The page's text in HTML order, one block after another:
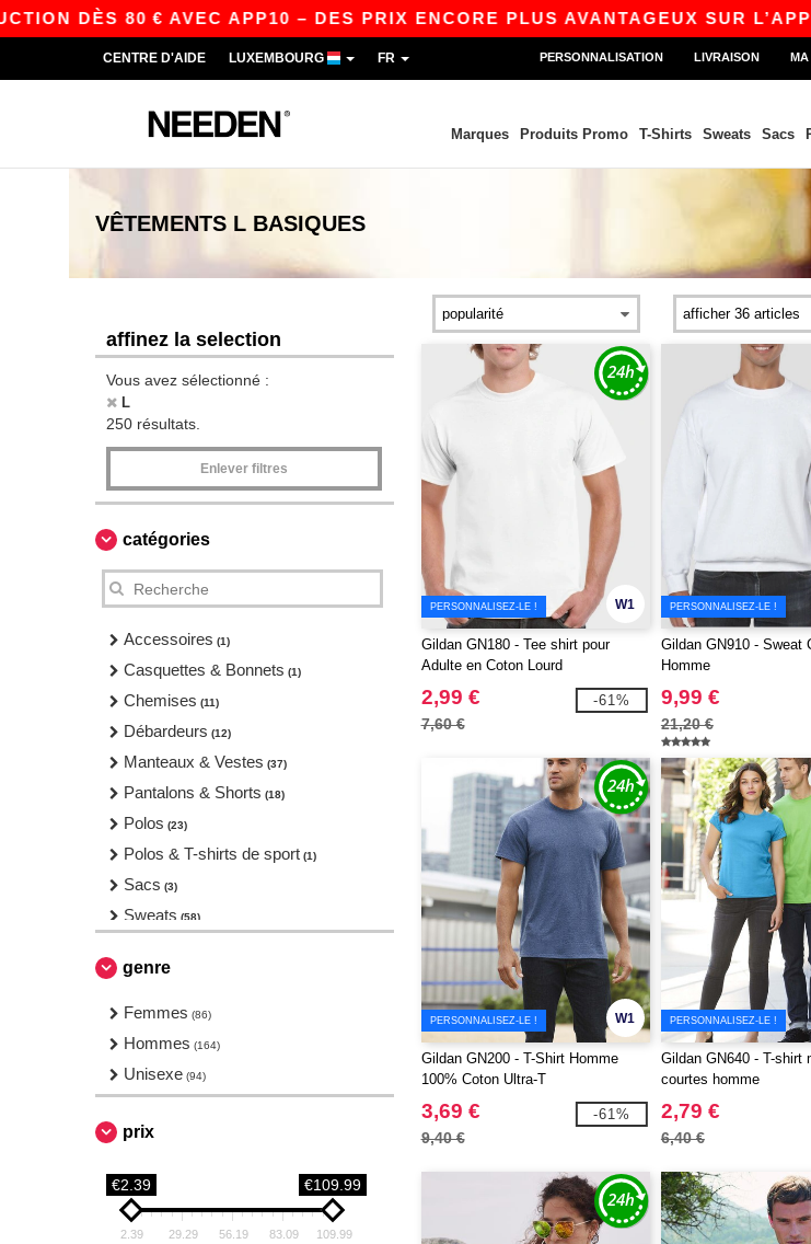
80 € AVEC APP10 – DES PRIX ENCORE PLUS AVANTAGEUX SUR L’APP !|
CENTRE D'AIDE LUXEMBOURG FR PERSONNALISATION LIVRAISON MA
Marques Produits Promo T-Shirts Sweats Sacs
VÊTEMENTS L BASIQUES
affinez la selection
Vous avez sélectionné :
L
250 résultats.
Enlever filtres
catégories
Accessoires (1)
Casquettes & Bonnets (1)
Chemises (11)
Débardeurs (12)
Manteaux & Vestes (37)
Pantalons & Shorts (18)
Polos (23)
Polos & T-shirts de sport (1)
Sacs (3)
Sweats (58)
Vêtements de sport
Vêtements de sport
Vêtements de travail
genre
Femmes (86)
Hommes (164)
Unisexe (94)
prix
€2.39 €109.99
2.39 29.29 56.19 83.09 109.99
W1
PERSONNALISEZ-LE !
Gildan GN180 - Tee shirt pour
Adulte en Coton Lourd
2,99 €
7,60 €
-61%
PERSONNALISEZ-LE !
Gildan GN910 - Sweat
Homme
9,99 €
21,20 €
W1
PERSONNALISEZ-LE !
Gildan GN200 - T-Shirt Homme
100% Coton Ultra-T
3,69 €
9,40 €
-61%
PERSONNALISEZ-LE !
Gildan GN640 - T-shirt
courtes homme
2,79 €
6,40 €